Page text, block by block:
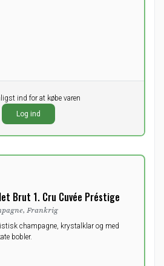
ind for at købe varen
Log ind
Brut 1. Cru Cuvée Préstige
Frankrig
champagne, krystalklar og med
bobler.